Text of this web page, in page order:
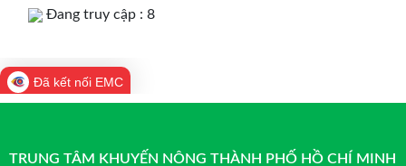
Đang truy cập : 8
Đã kết nối EMC
TRUNG TÂM KHUYẾN NÔNG THÀNH PHỐ HỒ CHÍ MINH